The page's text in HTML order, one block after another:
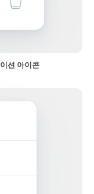
션 아이콘